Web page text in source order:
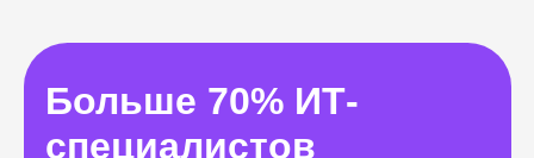
его на ошибки. Автоматизируете
свою работу.